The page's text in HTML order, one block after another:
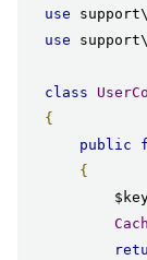
use
use
class
{
public
{